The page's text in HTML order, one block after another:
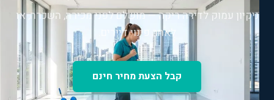
ניקיון עמוק לדירה ריקה — מושלם לפני מכירה, השכרה, או
לאחר פינוי דיירים.
קבל הצעת מחיר חינם